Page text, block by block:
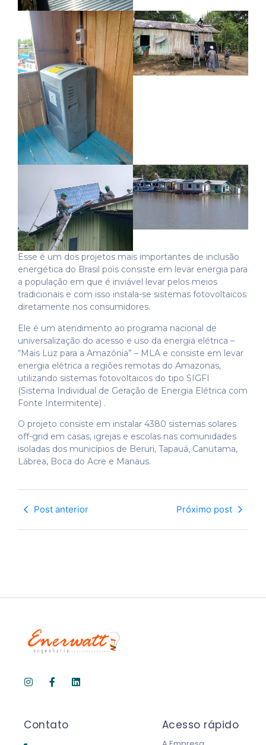
Esse é um dos projetos mais importantes de inclusão
energética do Brasil pois consiste em levar energia para
a população em que é inviável levar pelos meios
tradicionais e com isso instala-se sistemas fotovoltaicos
diretamente nos consumidores.
Ele é um atendimento ao programa nacional de
universalização do acesso e uso da energia elétrica –
“Mais Luz para a Amazônia” – MLA e consiste em levar
energia elétrica a regiões remotas do Amazonas,
utilizando sistemas fotovoltaicos do tipo SIGFI
(Sistema Individual de Geração de Energia Elétrica com
Fonte Intermitente) .
O projeto consiste em instalar 4380 sistemas solares
off-grid em casas, igrejas e escolas nas comunidades
isoladas dos municípios de Beruri, Tapauá, Canutama,
Lábrea, Boca do Acre e Manaus.
Post anterior Próximo post
Contato Acesso rápido